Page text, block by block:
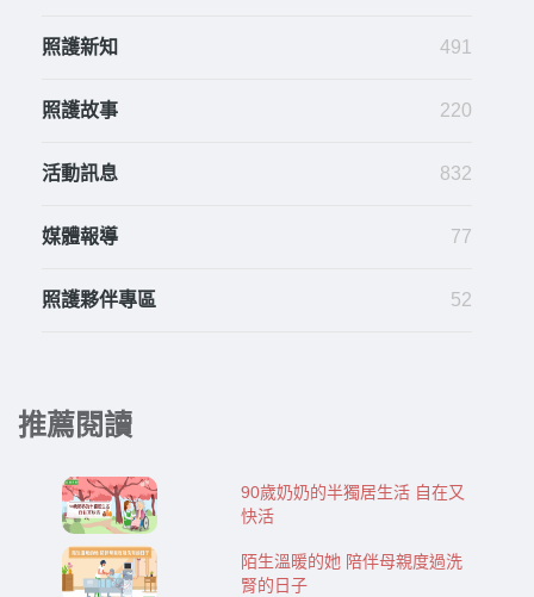
照護新知 491
照護故事 220
活動訊息 832
媒體報導 77
照護夥伴專區 52
推薦閱讀
90歲奶奶的半獨居生活 自在又
快活
陌生溫暖的她 陪伴母親度過洗
腎的日子